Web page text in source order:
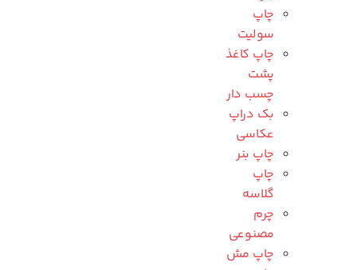
چاپ
سولیت
چاپ کاغذ
پشت
چسب دار
بک دراپ
عکاسی
چاپ بنر
چاپ
گلاسه
چرم
مصنوعی
چاپ مش